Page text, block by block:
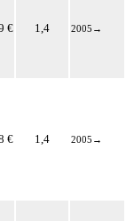
€ 1,4 2005 →
€ 1,4 2005 →